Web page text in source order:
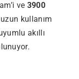
ve 3900
kullanım
akıllı